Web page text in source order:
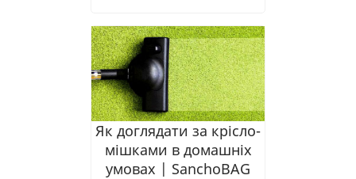
Як доглядати за крісло-
мішками в домашніх
умовах | SanchoBAG